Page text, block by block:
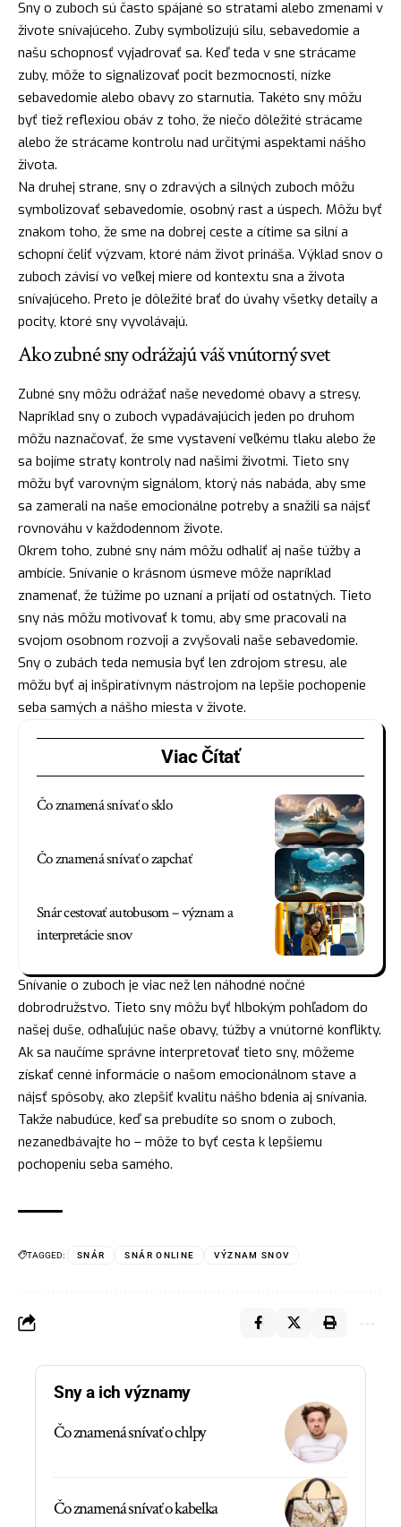
Sny o zuboch sú často spájané so stratami alebo zmenami v
živote snívajúceho. Zuby symbolizujú silu, sebavedomie a
našu schopnosť vyjadrovať sa. Keď teda v sne strácame
zuby, môže to signalizovať pocit bezmocnosti, nízke
sebavedomie alebo obavy zo starnutia. Takéto sny môžu
byť tiež reflexiou obáv z toho, že niečo dôležité strácame
alebo že strácame kontrolu nad určitými aspektami nášho
života.
Na druhej strane, sny o zdravých a silných zuboch môžu
symbolizovať sebavedomie, osobný rast a úspech. Môžu byť
znakom toho, že sme na dobrej ceste a cítime sa silní a
schopní čeliť výzvam, ktoré nám život prináša. Výklad snov o
zuboch závisí vo veľkej miere od kontextu sna a života
snívajúceho. Preto je dôležité brať do úvahy všetky detaily a
pocity, ktoré sny vyvolávajú.
Ako zubné sny odrážajú váš vnútorný svet
Zubné sny môžu odrážať naše nevedomé obavy a stresy.
Napríklad sny o zuboch vypadávajúcich jeden po druhom
môžu naznačovať, že sme vystavení veľkému tlaku alebo že
sa bojíme straty kontroly nad našimi životmi. Tieto sny
môžu byť varovným signálom, ktorý nás nabáda, aby sme
sa zamerali na naše emocionálne potreby a snažili sa nájsť
rovnováhu v každodennom živote.
Okrem toho, zubné sny nám môžu odhaliť aj naše túžby a
ambície. Snívanie o krásnom úsmeve môže napríklad
znamenať, že túžime po uznaní a prijatí od ostatných. Tieto
sny nás môžu motivovať k tomu, aby sme pracovali na
svojom osobnom rozvoji a zvyšovali naše sebavedomie.
Sny o zubách teda nemusia byť len zdrojom stresu, ale
môžu byť aj inšpiratívnym nástrojom na lepšie pochopenie
seba samých a nášho miesta v živote.
Viac Čítať
Čo znamená snívať o sklo
Čo znamená snívať o zapchať
Snár cestovať autobusom – význam a
interpretácie snov
Snívanie o zuboch je viac než len náhodné nočné
dobrodružstvo. Tieto sny môžu byť hlbokým pohľadom do
našej duše, odhaľujúc naše obavy, túžby a vnútorné konflikty.
Ak sa naučíme správne interpretovať tieto sny, môžeme
získať cenné informácie o našom emocionálnom stave a
nájsť spôsoby, ako zlepšiť kvalitu nášho bdenia aj snívania.
Takže nabudúce, keď sa prebudíte so snom o zuboch,
nezanedbávajte ho – môže to byť cesta k lepšiemu
pochopeniu seba samého.
TAGGED: SNÁR SNÁR ONLINE VÝZNAM SNOV
Sny a ich významy
Čo znamená snívať o chlpy
Čo znamená snívať o kabelka